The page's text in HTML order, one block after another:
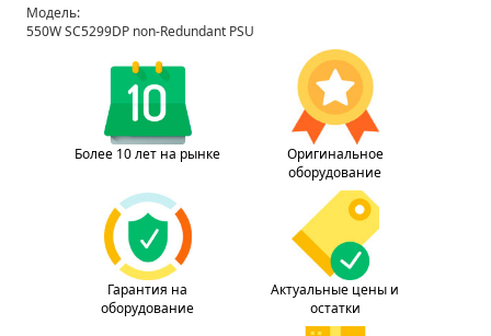
Модель:
550W SC5299DP non-Redundant PSU
Более 10 лет на рынке
Оригинальное
оборудование
Гарантия на
оборудование
Актуальные цены и
остатки